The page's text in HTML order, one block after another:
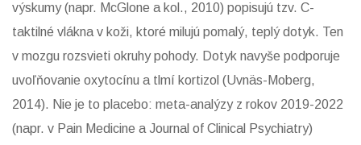
výskumy (napr. McGlone a kol., 2010) popisujú tzv. C-
taktilné vlákna v koži, ktoré milujú pomalý, teplý dotyk. Ten
v mozgu rozsvieti okruhy pohody. Dotyk navyše podporuje
uvoľňovanie oxytocínu a tlmí kortizol (Uvnäs-Moberg,
2014). Nie je to placebo: meta-analýzy z rokov 2019-2022
(napr. v Pain Medicine a Journal of Clinical Psychiatry)